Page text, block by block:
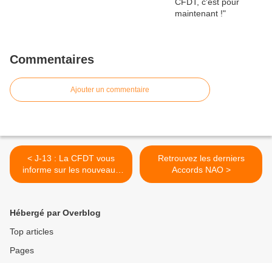
Commentaires
Ajouter un commentaire
< J-13 : La CFDT vous
informe sur les nouveaux
régimes Prévoyance et
Retrouvez les derniers
Accords NAO >
Hébergé par Overblog
Top articles
Pages